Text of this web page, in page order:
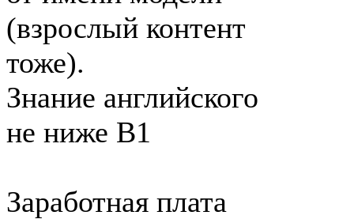
(взрослый контент
тоже).
Знание английского
не ниже B1
Заработная плата